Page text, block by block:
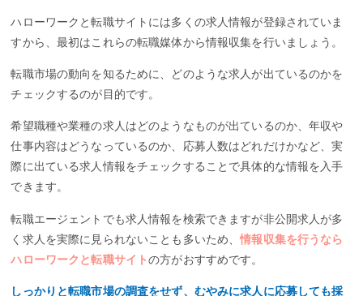
ハローワークと転職サイトには多くの求人情報が登録されていま
すから、最初はこれらの転職媒体から情報収集を行いましょう。
転職市場の動向を知るために、どのような求人が出ているのかを
チェックするのが目的です。
希望職種や業種の求人はどのようなものが出ているのか、年収や
仕事内容はどうなっているのか、応募人数はどれだけかなど、実
際に出ている求人情報をチェックすることで具体的な情報を入手
できます。
転職エージェントでも求人情報を検索できますが非公開求人が多
く求人を実際に見られないことも多いため、情報収集を行うなら
ハローワークと転職サイトの方がおすすめです。
しっかりと転職市場の調査をせず、むやみに求人に応募しても採